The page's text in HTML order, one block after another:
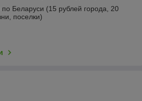
по Беларуси (15 рублей города, 20
поселки)